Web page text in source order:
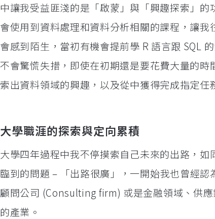
中讓我受益匪淺的是「啟蒙」與「興趣探索」
會使用到資料處理和資料分析相關的課程，讓
會感到陌生，當初有機會提前學 R 語言跟 SQL
不會驚慌失措，即使在初期還是要花費大量的
索出資料領域的興趣，以及從中獲得完成指定任
大學職涯的探索與定向累積
大學四年過程中我不停摸索自己未來的出路，
臨到的問題 – 「出路很廣」，一開始我也曾經
顧問公司 (Consulting firm) 或是金融領域、供
的產業。